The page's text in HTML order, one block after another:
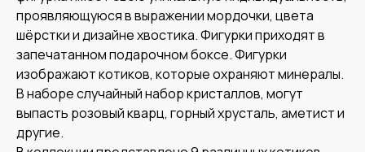
проявляющуюся в выражении мордочки, цвета
шёрстки и дизайне хвостика. Фигурки приходят в
запечатанном подарочном боксе. Фигурки
изображают котиков, которые охраняют минералы.
В наборе случайный набор кристаллов, могут
выпасть розовый кварц, горный хрусталь, аметист и
другие.